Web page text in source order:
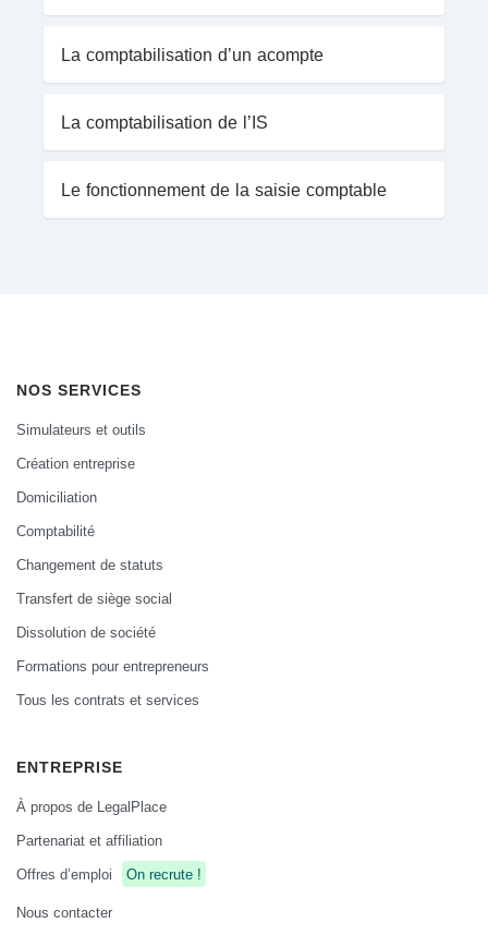
La comptabilisation d’un acompte
La comptabilisation de l’IS
Le fonctionnement de la saisie comptable
NOS SERVICES
Simulateurs et outils
Création entreprise
Domiciliation
Comptabilité
Changement de statuts
Transfert de siège social
Dissolution de société
Formations pour entrepreneurs
Tous les contrats et services
ENTREPRISE
À propos de LegalPlace
Partenariat et affiliation
Offres d’emploi
On recrute !
Nous contacter